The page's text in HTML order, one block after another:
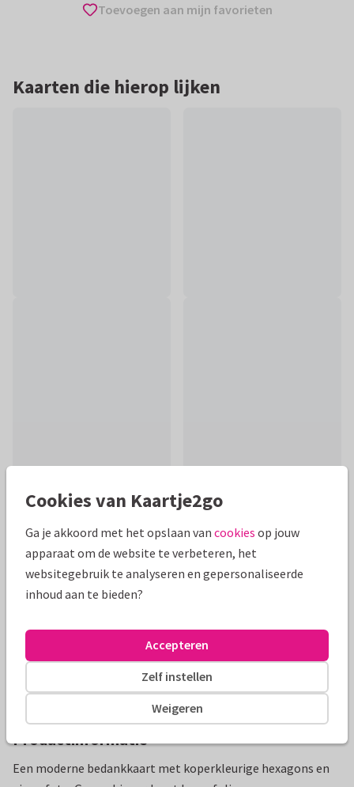
Toevoegen aan mijn favorieten
Kaarten die hierop lijken
Mooie extra's bij je kaart
Productinformatie
Een moderne bedankkaart met koperkleurige hexagons en
Cookies van Kaartje2go
Ga je akkoord met het opslaan van cookies op jouw
apparaat om de website te verbeteren, het
websitegebruik te analyseren en gepersonaliseerde
inhoud aan te bieden?
Weigeren
Zelf instellen
Accepteren